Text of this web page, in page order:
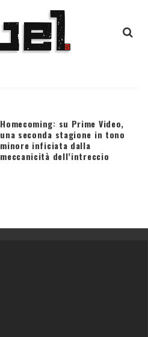
Homecoming: su Prime Video,
una seconda stagione in tono
minore inficiata dalla
meccanicità dell’intreccio